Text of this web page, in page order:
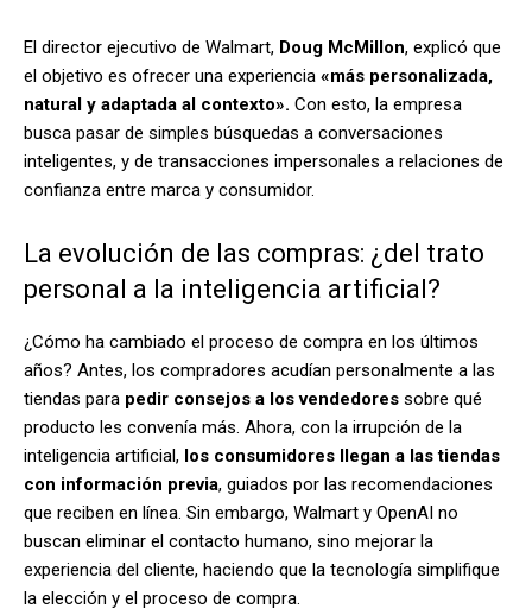
El director ejecutivo de Walmart, Doug McMillon, explicó que
el objetivo es ofrecer una experiencia «más personalizada,
natural y adaptada al contexto». Con esto, la empresa
busca pasar de simples búsquedas a conversaciones
inteligentes, y de transacciones impersonales a relaciones de
confianza entre marca y consumidor.
La evolución de las compras: ¿del trato
personal a la inteligencia artificial?
¿Cómo ha cambiado el proceso de compra en los últimos
años? Antes, los compradores acudían personalmente a las
tiendas para pedir consejos a los vendedores sobre qué
producto les convenía más. Ahora, con la irrupción de la
inteligencia artificial, los consumidores llegan a las tiendas
con información previa, guiados por las recomendaciones
que reciben en línea. Sin embargo, Walmart y OpenAI no
buscan eliminar el contacto humano, sino mejorar la
experiencia del cliente, haciendo que la tecnología simplifique
la elección y el proceso de compra.